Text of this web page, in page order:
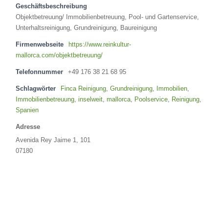
Geschäftsbeschreibung
Objektbetreuung/ Immobilienbetreuung, Pool- und Gartenservice,
Unterhaltsreinigung, Grundreinigung, Baureinigung
Firmenwebseite
https://www.reinkultur-
mallorca.com/objektbetreuung/
Telefonnummer +49 176 38 21 68 95
Schlagwörter Finca Reinigung, Grundreinigung, Immobilien,
Immobilienbetreuung, inselweit, mallorca, Poolservice, Reinigung,
Spanien
Adresse
Avenida Rey Jaime 1, 101
07180